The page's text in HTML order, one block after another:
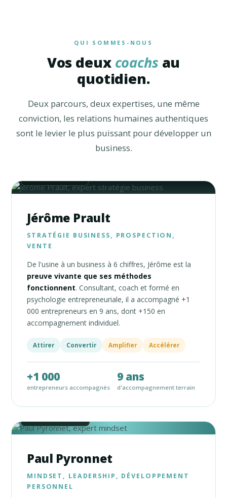
QUI SOMMES-NOUS
Vos deux coachsau
quotidien.
Deux parcours, deux expertises, une même
conviction, les relations humaines authentiques
sont le levier le plus puissant pour développer un
business.
Jérôme Prault
STRATÉGIE BUSINESS, PROSPECTION,
VENTE
De l'usine à un business à 6 chiffres, Jérôme est la
preuve vivante que ses méthodes
fonctionnent. Consultant, coach et formé en
psychologie entrepreneuriale, il a accompagné +1
000 entrepreneurs en 9 ans, dont +150 en
accompagnement individuel.
Attirer Convertir Amplifier Accélérer
+1 000
entrepreneurs accompagnés
9 ans
d'accompagnement terrain
Paul Pyronnet
MINDSET, LEADERSHIP, DÉVELOPPEMENT
PERSONNEL